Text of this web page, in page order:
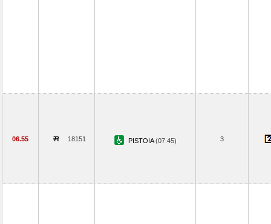
06.55 18151 PISTOIA(07.45) 3